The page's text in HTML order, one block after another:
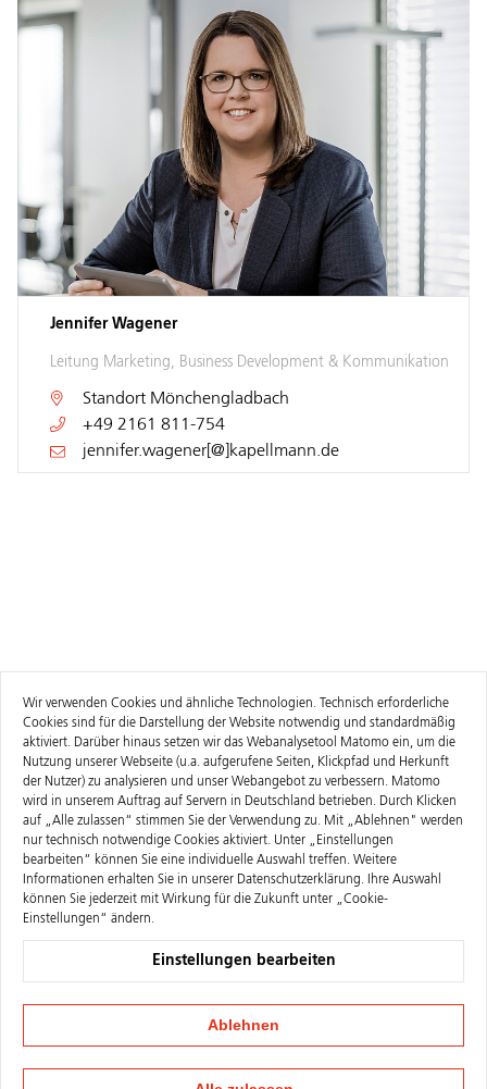
Jennifer Wagener
Leitung Marketing, Business Development & Kommunikation
Standort Mönchengladbach
+49 2161 811-754
jennifer.wagener[@]kapellmann.de
Wir verwenden Cookies und ähnliche Technologien. Technisch erforderliche
Cookies sind für die Darstellung der Website notwendig und standardmäßig
aktiviert. Darüber hinaus setzen wir das Webanalysetool Matomo ein, um die
Nutzung unserer Webseite (u.a. aufgerufene Seiten, Klickpfad und Herkunft
der Nutzer) zu analysieren und unser Webangebot zu verbessern. Matomo
wird in unserem Auftrag auf Servern in Deutschland betrieben. Durch Klicken
auf „Alle zulassen“ stimmen Sie der Verwendung zu. Mit „Ablehnen" werden
nur technisch notwendige Cookies aktiviert. Unter „Einstellungen
bearbeiten“ können Sie eine individuelle Auswahl treffen. Weitere
Informationen erhalten Sie in unserer Datenschutzerklärung. Ihre Auswahl
können Sie jederzeit mit Wirkung für die Zukunft unter „Cookie-
Einstellungen“ ändern.
Einstellungen bearbeiten
Ablehnen